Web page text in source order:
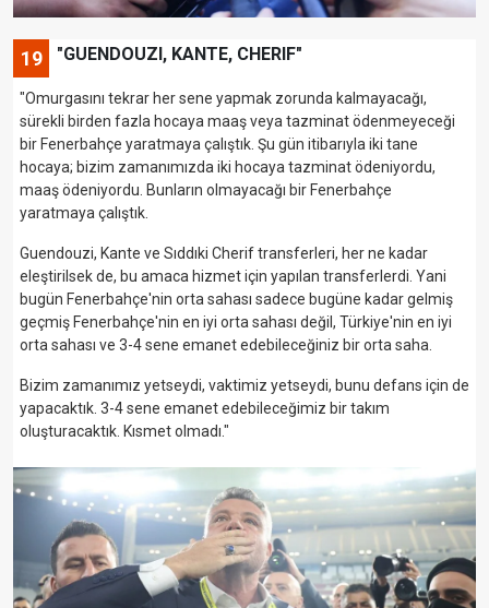
19 "GUENDOUZI, KANTE, CHERIF"
"Omurgasını tekrar her sene yapmak zorunda kalmayacağı,
sürekli birden fazla hocaya maaş veya tazminat ödenmeyeceği
bir Fenerbahçe yaratmaya çalıştık. Şu gün itibarıyla iki tane
hocaya; bizim zamanımızda iki hocaya tazminat ödeniyordu,
maaş ödeniyordu. Bunların olmayacağı bir Fenerbahçe
yaratmaya çalıştık.
Guendouzi, Kante ve Sıddıki Cherif transferleri, her ne kadar
eleştirilsek de, bu amaca hizmet için yapılan transferlerdi. Yani
bugün Fenerbahçe'nin orta sahası sadece bugüne kadar gelmiş
geçmiş Fenerbahçe'nin en iyi orta sahası değil, Türkiye'nin en iyi
orta sahası ve 3-4 sene emanet edebileceğiniz bir orta saha.
Bizim zamanımız yetseydi, vaktimiz yetseydi, bunu defans için de
yapacaktık. 3-4 sene emanet edebileceğimiz bir takım
oluşturacaktık. Kısmet olmadı."